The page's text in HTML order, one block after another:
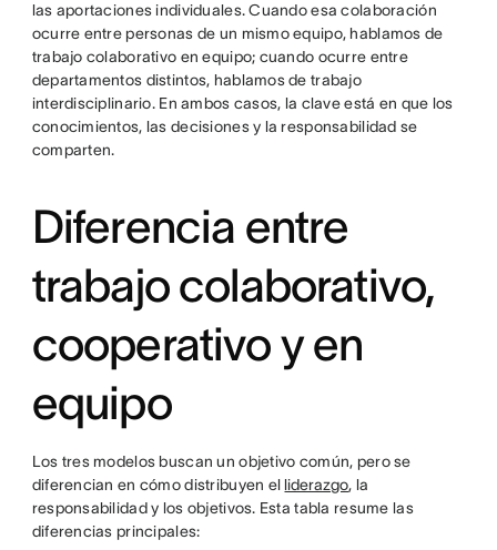
las aportaciones individuales. Cuando esa colaboración
ocurre entre personas de un mismo equipo, hablamos de
trabajo colaborativo en equipo; cuando ocurre entre
departamentos distintos, hablamos de trabajo
interdisciplinario. En ambos casos, la clave está en que los
conocimientos, las decisiones y la responsabilidad se
comparten.
Diferencia entre
trabajo colaborativo,
cooperativo y en
equipo
Los tres modelos buscan un objetivo común, pero se
diferencian en cómo distribuyen el liderazgo, la
responsabilidad y los objetivos. Esta tabla resume las
diferencias principales: